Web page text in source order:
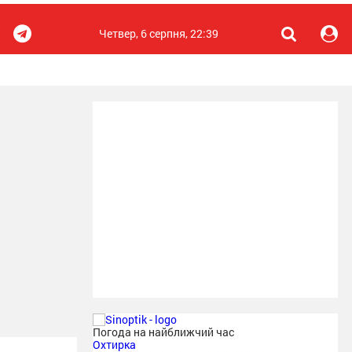
Четвер, 6 серпня, 22:39
Погода на найближчий час
Охтирка